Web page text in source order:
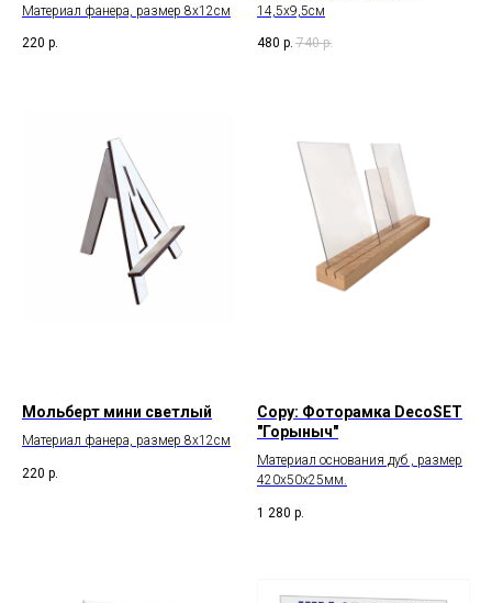
Материал фанера, размер 8х12см
220 р.
14,5х9,5см
480 р. 740 р.
Мольберт мини светлый
Материал фанера, размер 8х12см
220 р.
Copy: Фоторамка DecoSET
"Горыныч"
Материал основания дуб , размер
420х50х25мм.
1 280 р.